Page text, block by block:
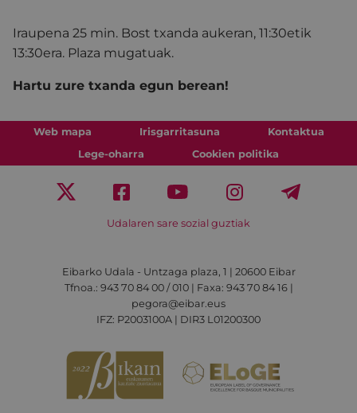
Iraupena 25 min. Bost txanda aukeran, 11:30etik
13:30era. Plaza mugatuak.
Hartu zure txanda egun berean!
Web mapa Irisgarritasuna
Kontaktua
Lege-oharra
Cookien politika
Udalaren sare sozial guztiak
Eibarko Udala - Untzaga plaza, 1 | 20600 Eibar
Tfnoa.: 943 70 84 00 / 010 | Faxa: 943 70 84 16 |
pegora@eibar.eus
IFZ: P2003100A | DIR3 L01200300